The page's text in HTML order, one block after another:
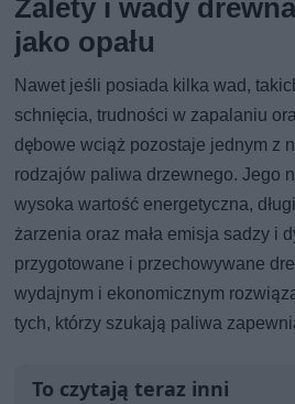
Zalety i wady
jako opału
Nawet jeśli posiada kilka wad,
schnięcia, trudności w zapalaniu
dębowe wciąż pozostaje jednym z
rodzajów paliwa drzewnego. Jego
wysoka wartość energetyczna,
żarzenia oraz mała emisja sadzy i
przygotowane i przechowywane
wydajnym i ekonomicznym
tych, którzy szukają paliwa
To czytają teraz inni